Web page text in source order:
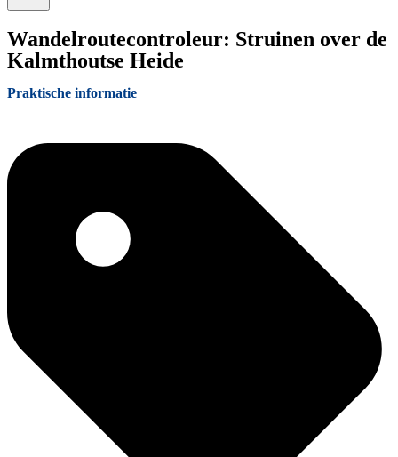
Wandelroutecontroleur: Struinen over de
Kalmthoutse Heide
Praktische informatie